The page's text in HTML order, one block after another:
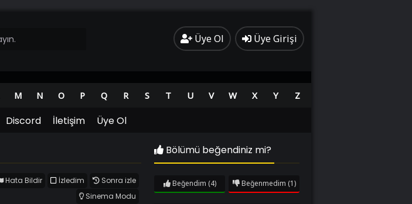
Üye Ol Üye Girişi
M N O P Q R S T U V W X Y Z
Discord İletişim Üye Ol
Sonra izle
İzledim
Hata Bildir
Sinema Modu
Bölümü beğendiniz mi?
Beğendim (4) Beğenmedim (1)